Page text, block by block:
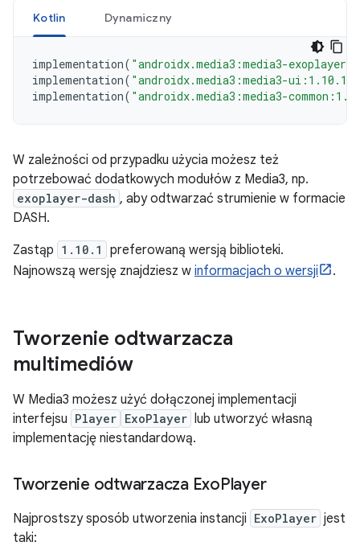
Kotlin Dynamiczny
implementation( "androidx.media3:media3-
implementation( "androidx.media3:media3-ui:1.10.1"
implementation( "androidx.media3:media3-
W zależności od przypadku użycia możesz też
potrzebować dodatkowych modułów z Media3, np.
exoplayer-dash , aby odtwarzać strumienie w formacie
DASH.
Zastąp 1.10.1
preferowaną wersją biblioteki.
Najnowszą wersję znajdziesz w informacjach o wersji .
Tworzenie odtwarzacza
multimediów
W Media3 możesz użyć dołączonej implementacji
interfejsu Player ExoPlayer lub utworzyć własną
implementację niestandardową.
Tworzenie odtwarzacza ExoPlayer
Najprostszy sposób utworzenia instancji ExoPlayer jest
taki: